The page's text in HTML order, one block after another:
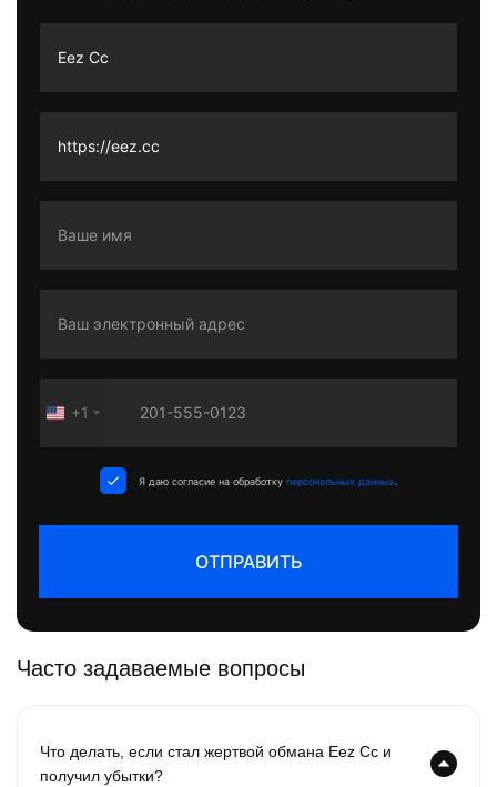
United
+1
Я даю согласие на обработку персональных данных
ОТПРАВИТЬ
Часто задаваемые вопросы
Что делать, если стал жертвой обмана Eez Cc и
получил убытки?